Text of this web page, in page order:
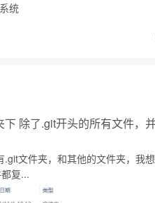
统
除了.git开头的所有文件，
文件夹，和其他的文件夹，我
复...